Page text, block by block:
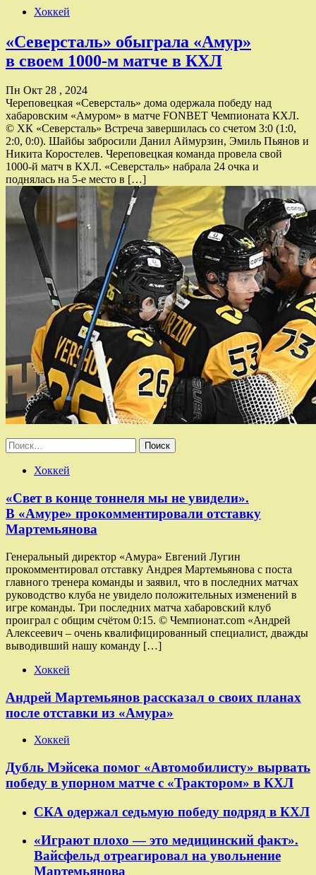
Хоккей
«Северсталь» обыграла «Амур»
в своем 1000‑м матче в КХЛ
Пн Окт 28 , 2024
Череповецкая «Северсталь» дома одержала победу над
хабаровским «Амуром» в матче FONBET Чемпионата КХЛ.
© ХК «Северсталь» Встреча завершилась со счетом 3:0 (1:0,
2:0, 0:0). Шайбы забросили Данил Аймурзин, Эмиль Пьянов и
Никита Коростелев. Череповецкая команда провела свой
1000‑й матч в КХЛ. «Северсталь» набрала 24 очка и
поднялась на 5‑е место в […]
Найти:
Хоккей
«Свет в конце тоннеля мы не увидели».
В «Амуре» прокомментировали отставку
Мартемьянова
Генеральный директор «Амура» Евгений Лугин
прокомментировал отставку Андрея Мартемьянова с поста
главного тренера команды и заявил, что в последних матчах
руководство клуба не увидело положительных изменений в
игре команды. Три последних матча хабаровский клуб
проиграл с общим счётом 0:15. © Чемпионат.com «Андрей
Алексеевич – очень квалифицированный специалист, дважды
выводивший нашу команду […]
Хоккей
Андрей Мартемьянов рассказал о своих планах
после отставки из «Амура»
Хоккей
Дубль Мэйсека помог «Автомобилисту» вырвать
победу в упорном матче с «Трактором» в КХЛ
СКА одержал седьмую победу подряд в КХЛ
«Играют плохо — это медицинский факт».
Вайсфельд отреагировал на увольнение
Мартемьянова